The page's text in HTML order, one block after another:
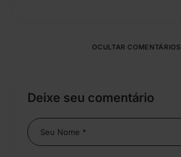
OCULTAR COMENTÁRIOS
Deixe seu comentário